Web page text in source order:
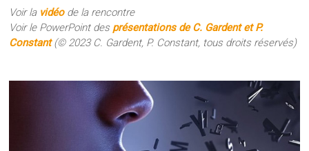
Voir la vidéode la rencontre
Voir le PowerPoint des présentations de C. Gardent et P.
Constant(© 2023 C. Gardent, P. Constant, tous droits réservés)